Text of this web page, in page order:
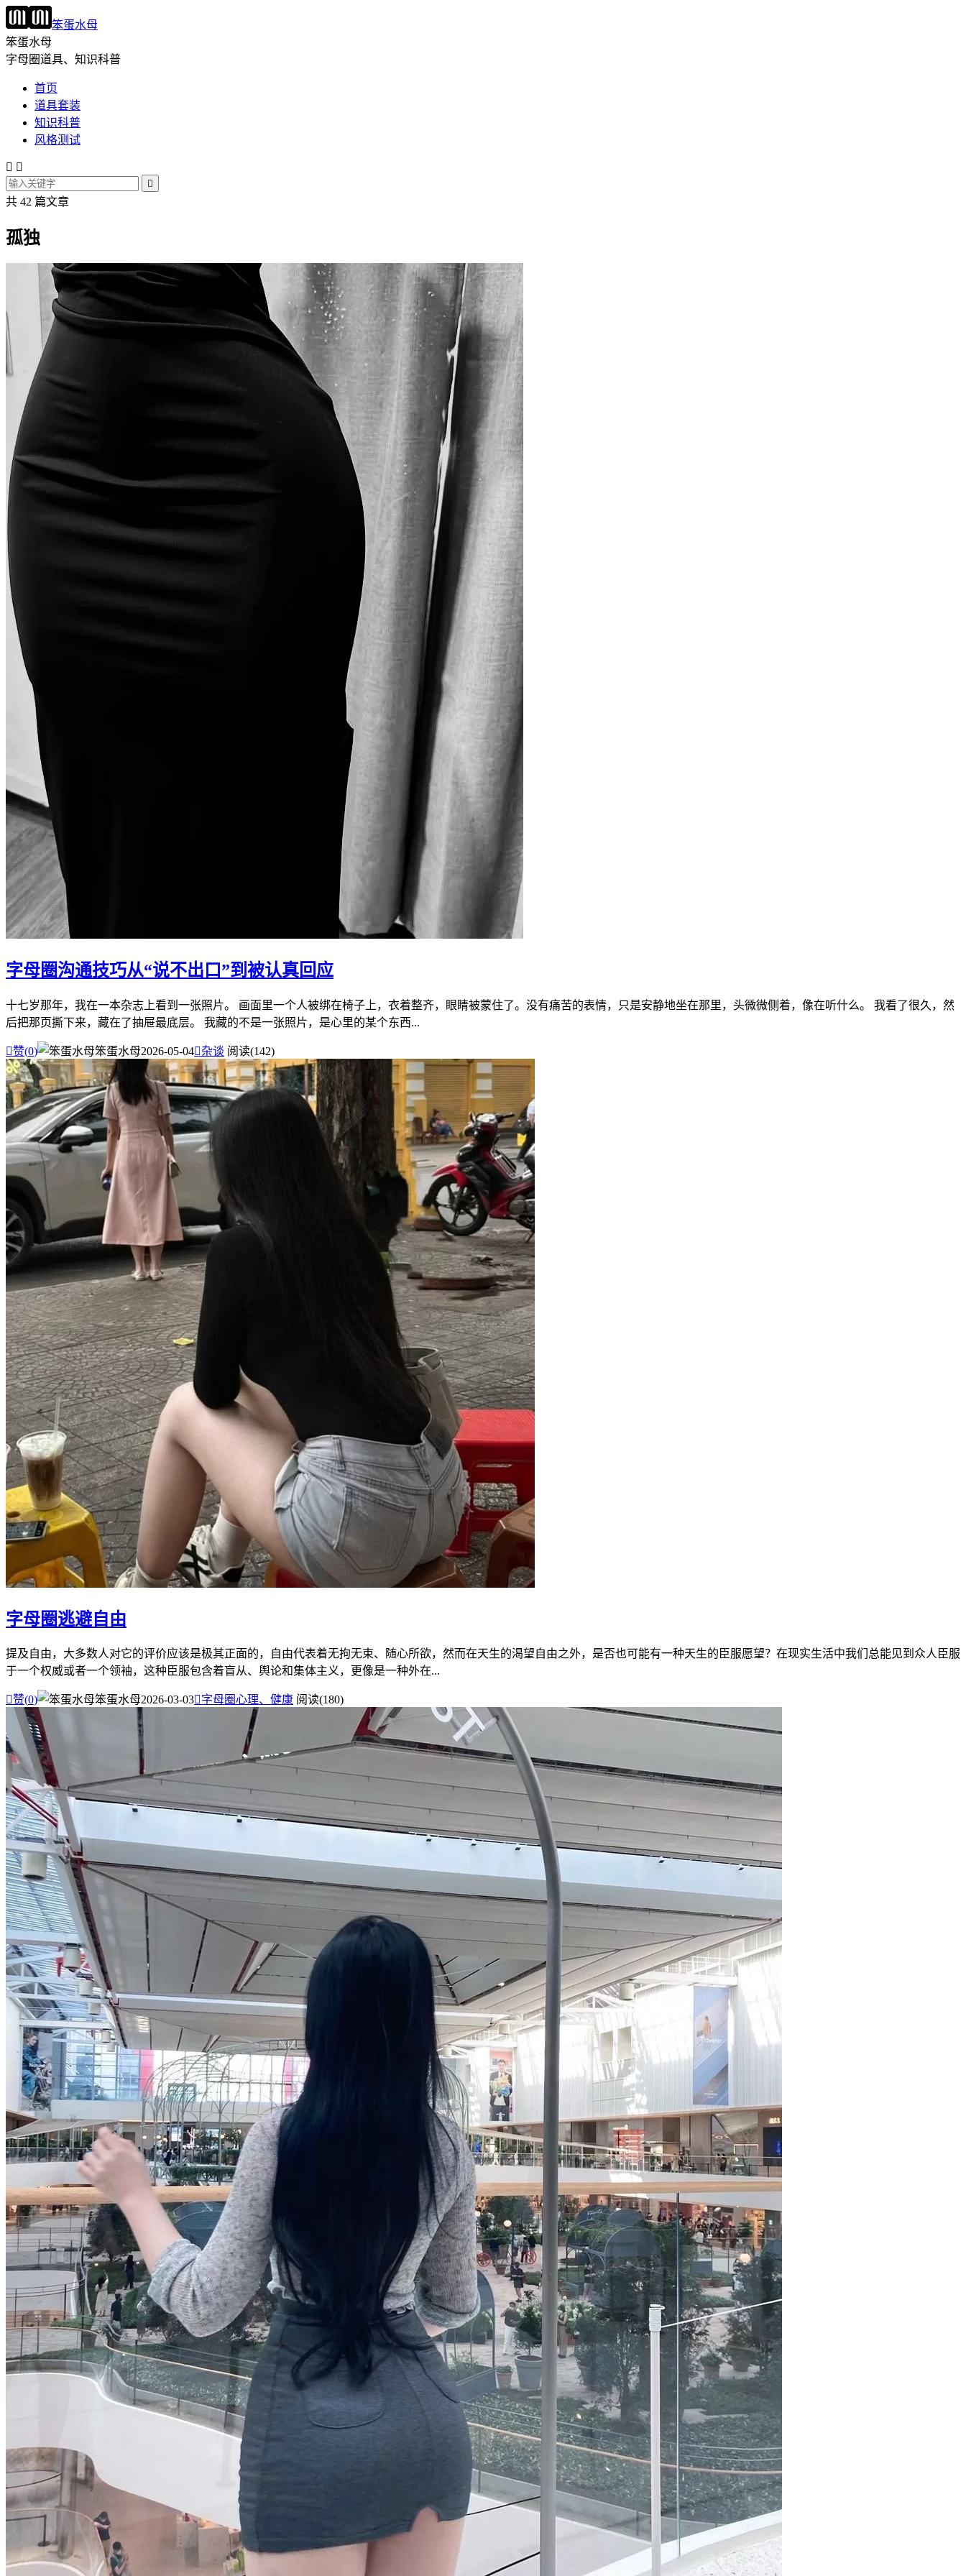
笨蛋水母
笨蛋水母
字母圈道具、知识科普
首页
道具套装
知识科普
风格测试
 

共 42 篇文章
孤独
字母圈沟通技巧从“说不出口”到被认真回应
十七岁那年，我在一本杂志上看到一张照片。 画面里一个人被绑在椅子上，衣着整齐，眼睛被蒙住了。没有痛苦的表情，只是安静地坐在那里，头微微侧着，像在听什么。 我看了很久，然
后把那页撕下来，藏在了抽屉最底层。 我藏的不是一张照片，是心里的某个东西...
赞(0) 笨蛋水母2026-05-04杂谈 阅读(142)
字母圈逃避自由
提及自由，大多数人对它的评价应该是极其正面的，自由代表着无拘无束、随心所欲，然而在天生的渴望自由之外，是否也可能有一种天生的臣服愿望？在现实生活中我们总能见到众人臣服
于一个权威或者一个领袖，这种臣服包含着盲从、舆论和集体主义，更像是一种外在...
赞(0) 笨蛋水母2026-03-03字母圈心理、健康 阅读(180)